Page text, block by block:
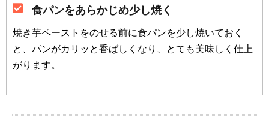
食パンをあらかじめ少し焼く
焼き芋ペーストをのせる前に食パンを少し焼いておく
と、パンがカリッと香ばしくなり、とても美味しく仕上
がります。